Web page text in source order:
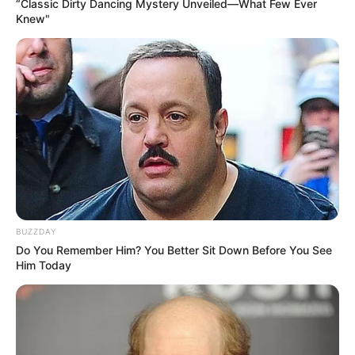
Ajab Gajab
Politics 322
Bollywood 239
Crime 189
Vadodara 117
Delhi 76
Money 75
61
Story 60
Uncategorized 56
Gandhinagar
Auto 28
“Classic Dirty Dancing Mystery Unveiled—What Few Ever
Knew"
BUZZDAY
Do You Remember Him? You Better Sit Down Before You See
Him Today